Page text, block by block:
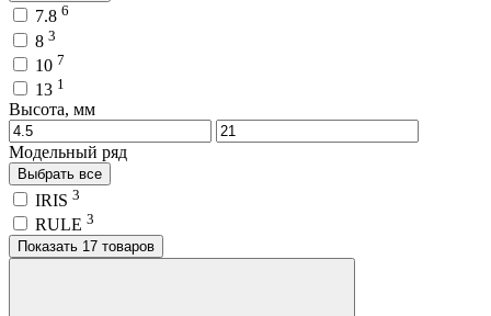
7.8 6
8 3
10 7
13 1
Высота, мм
Модельный ряд
Выбрать все
IRIS 3
RULE 3
Показать 17 товаров